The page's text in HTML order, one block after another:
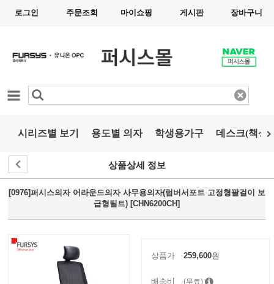
로그인 주문조회 마이쇼핑 게시판 장바구니
카테고리
시리즈별 보기 용도별 의자 학생용가구 데스크(책상)
상품상세 정보
[0976]퍼시스의자 어라운드의자 사무용의자(럼버서포트 고정형팔걸이 보
급형틸트) [CHN6200CH]
상품가 259,600원
배송비 (무료)